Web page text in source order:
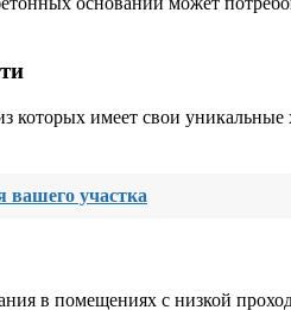
имеет свои
вашего участка
в помещениях с низкой